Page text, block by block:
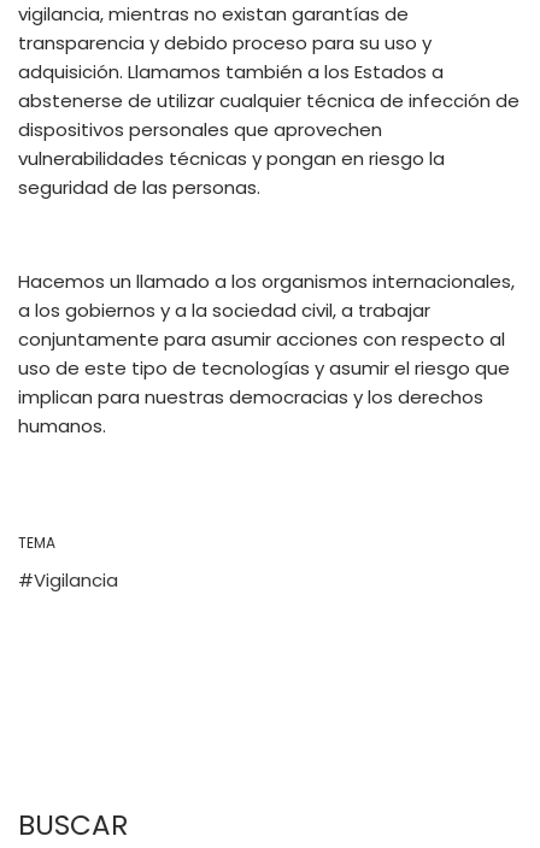
vigilancia, mientras no existan garantías de
transparencia y debido proceso para su uso y
adquisición. Llamamos también a los Estados a
abstenerse de utilizar cualquier técnica de infección de
dispositivos personales que aprovechen
vulnerabilidades técnicas y pongan en riesgo la
seguridad de las personas.
Hacemos un llamado a los organismos internacionales,
a los gobiernos y a la sociedad civil, a trabajar
conjuntamente para asumir acciones con respecto al
uso de este tipo de tecnologías y asumir el riesgo que
implican para nuestras democracias y los derechos
humanos.
TEMA
Vigilancia
BUSCAR